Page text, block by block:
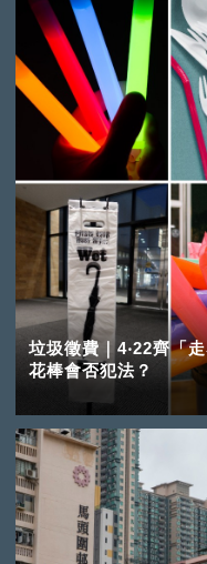
垃圾徵費｜4‧22齊「
花棒會否犯法？